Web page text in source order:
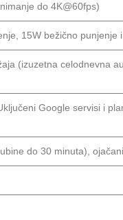
do 4K@60fps)
15W bežično punjenje
(izuzetna celodnevna
Google servisi i
do 30 minuta),